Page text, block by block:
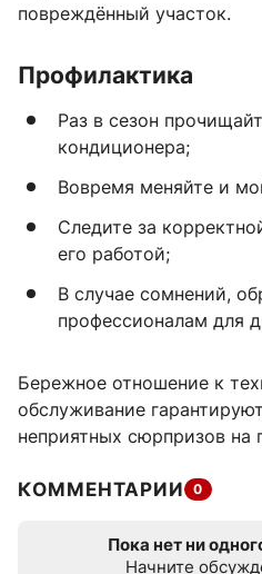
повреждённый участок.
Профилактика
Раз в сезон
кондиционера;
Вовремя меняйте и
Следите за
его работой;
В случае сомнений,
профессионалам для
Бережное отношение к
обслуживание
неприятных сюрпризов на
КОММЕНТАРИИ 0
Пока нет ни
Начните